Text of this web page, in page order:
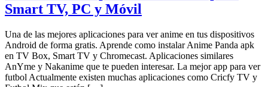
Smart TV, PC y Móvil
Una de las mejores aplicaciones para ver anime en tus dispositivos
Android de forma gratis. Aprende como instalar Anime Panda apk
en TV Box, Smart TV y Chromecast. Aplicaciones similares
AnYme y Nakanime que te pueden interesar. La mejor app para ver
futbol Actualmente existen muchas aplicaciones como Cricfy TV y